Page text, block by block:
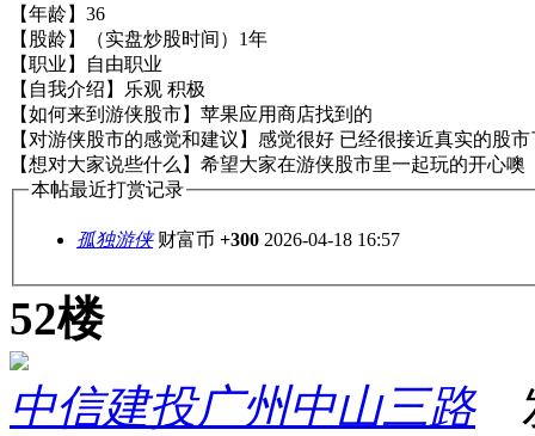
【年龄】36
【股龄】（实盘炒股时间）1年
【职业】自由职业
【自我介绍】乐观 积极
【如何来到游侠股市】苹果应用商店找到的
【对游侠股市的感觉和建议】感觉很好 已经很接近真实的股市
【想对大家说些什么】希望大家在游侠股市里一起玩的开心噢
本帖最近打赏记录
孤独游侠 财富币 +300 2026-04-18 16:57
52楼
中信建投广州中山三路